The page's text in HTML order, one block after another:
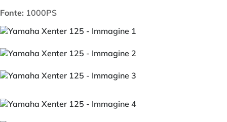
Fonte: 1000PS